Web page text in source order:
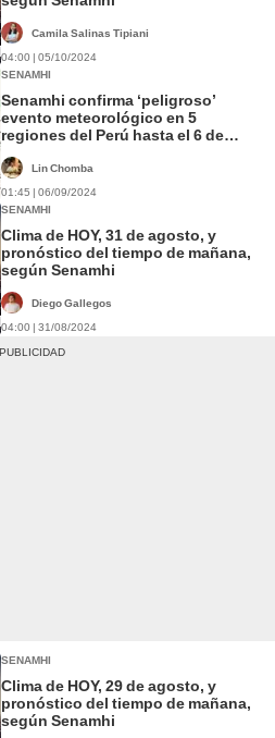
Camila Salinas Tipiani
04:00 | 05/10/2024
SENAMHI
Senamhi confirma ‘peligroso’
evento meteorológico en 5
regiones del Perú hasta el 6 de
Lin Chomba
01:45 | 06/09/2024
SENAMHI
Clima de HOY, 31 de agosto, y
pronóstico del tiempo de mañana,
según Senamhi
Diego Gallegos
04:00 | 31/08/2024
SENAMHI
Clima de HOY, 29 de agosto, y
pronóstico del tiempo de mañana,
según Senamhi